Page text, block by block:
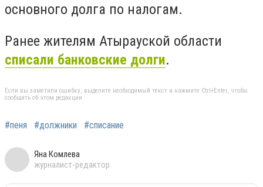
основного долга по налогам.
Ранее жителям Атырауской области
списали банковские долги.
Если вы заметили ошибку, выделите необходимый текст и нажмите Ctrl+Enter, чтобы
сообщить об этом редакции
#пеня #должники #списание
Яна Комлева
журналист-редактор